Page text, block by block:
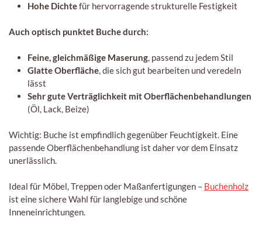
Hohe Dichtefür hervorragende strukturelle Festigkeit
Auch optisch punktet Buche durch:
Feine, gleichmäßige Maserung, passend zu jedem Stil
Glatte Oberfläche, die sich gut bearbeiten und veredeln
lässt
Sehr gute Verträglichkeit mit Oberflächenbehandlungen
(Öl, Lack, Beize)
Wichtig: Buche ist empfindlich gegenüber Feuchtigkeit. Eine
passende Oberflächenbehandlung ist daher vor dem Einsatz
unerlässlich.
Ideal für Möbel, Treppen oder Maßanfertigungen – Buchenholz
ist eine sichere Wahl für langlebige und schöne
Inneneinrichtungen.